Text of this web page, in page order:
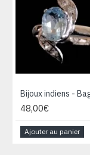
48,00€
Ajouter au panier